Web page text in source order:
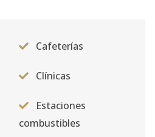
Cafeterías
Clínicas
Estaciones
combustibles